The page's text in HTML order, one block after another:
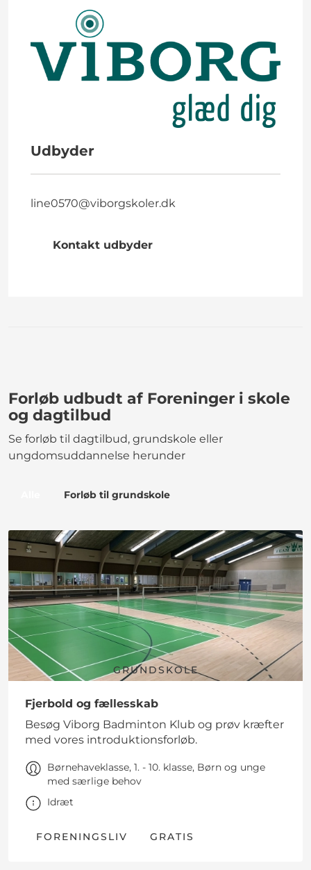
Udbyder
line0570@viborgskoler.dk
Kontakt udbyder
Forløb udbudt af Foreninger i skole
og dagtilbud
Se forløb til dagtilbud, grundskole eller
ungdomsuddannelse herunder
Forløb til grundskole
GRUNDSKOLE
Fjerbold og fællesskab
Besøg Viborg Badminton Klub og prøv kræfter
med vores introduktionsforløb.
Børnehaveklasse, 1. - 10. klasse, Børn og unge
med særlige behov
Idræt
FORENINGSLIV GRATIS